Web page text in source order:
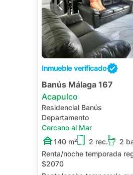
Inmueble verificado
Banús Málaga 167
Acapulco
Residencial Banús
Departamento
Cercano al Mar
140 m²
2 rec. 2
Renta/noche temporada
$2070